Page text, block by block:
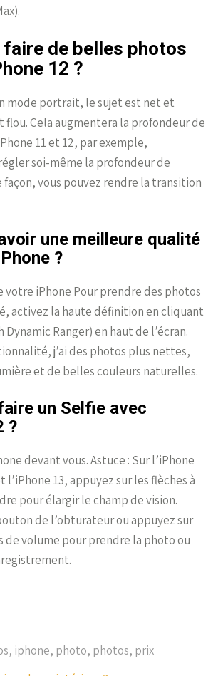
faire de belles photos
12 ?
mode portrait, le sujet est net et
flou. Cela augmentera la profondeur de
11 et 12, par exemple,
soi-même la profondeur de
vous pouvez rendre la transition
une meilleure qualité
?
votre iPhone Pour prendre des photos
activez la haute définition en cliquant
Dynamic Ranger) en haut de l’écran.
j’ai des photos plus nettes,
et de belles couleurs naturelles.
un Selfie avec
?
devant vous. Astuce : Sur l’iPhone
l’iPhone 13, appuyez sur les flèches à
pour élargir le champ de vision.
de l’obturateur ou appuyez sur
de volume pour prendre la photo ou
, iphone, photo, photos, prix